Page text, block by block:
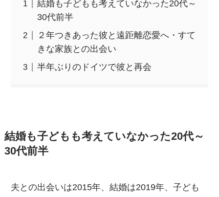
結婚も子どもも考えていなかった20代～
30代前半
２年つきあった彼と遠距離恋愛へ・すて
きな家族との出会い
半年ぶりのドイツで彼と再会
結婚も子どもも考えていなかった20代～
30代前半
夫との出会いは2015年、結婚は2019年、子ども